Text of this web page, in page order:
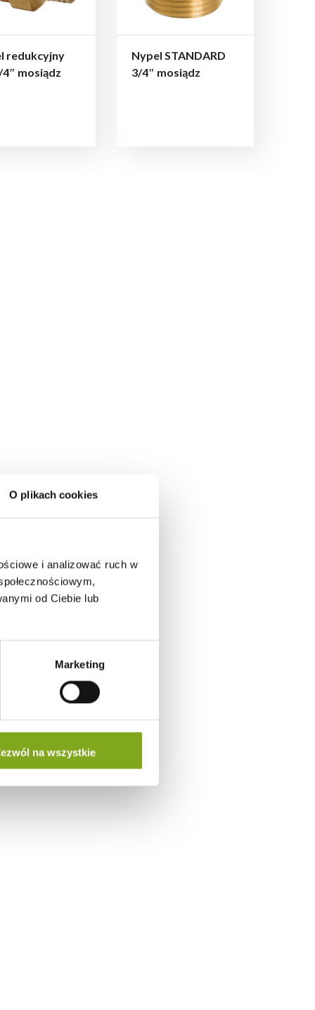
O plikach cookies
i analizować ruch w
od Ciebie lub
Marketing
na wszystkie
redukcyjny
mosiądz
Nypel STANDARD
3/4″ mosiądz